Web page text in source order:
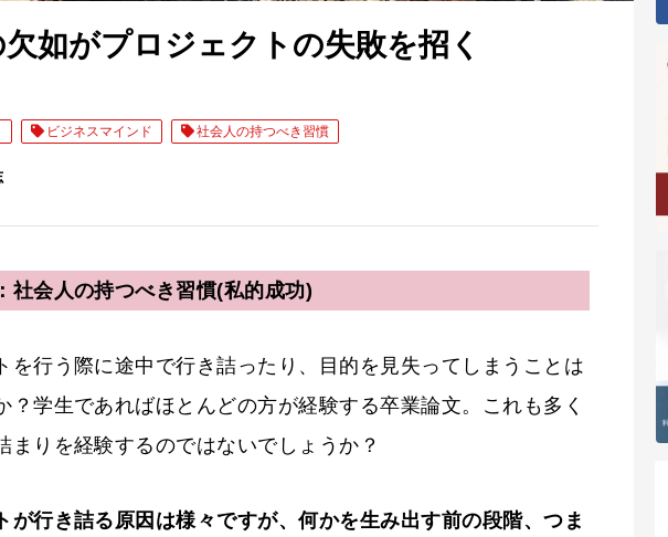
如がプロジェクトの失敗を招く
ビジネスマインド 社会人の持つべき習慣
社会人の持つべき習慣(私的成功)
を行う際に途中で行き詰ったり、目的を見失ってしまうことは
？学生であればほとんどの方が経験する卒業論文。これも多く
まりを経験するのではないでしょうか？
が行き詰る原因は様々ですが、何かを生み出す前の段階、つま